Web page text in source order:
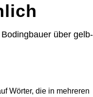
über
Wörter, die in mehreren